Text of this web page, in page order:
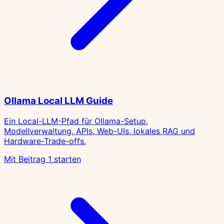
Ollama Local LLM Guide
Ein Local-LLM-Pfad für Ollama-Setup,
Modellverwaltung, APIs, Web-UIs, lokales RAG und
Hardware-Trade-offs.
Mit Beitrag 1 starten